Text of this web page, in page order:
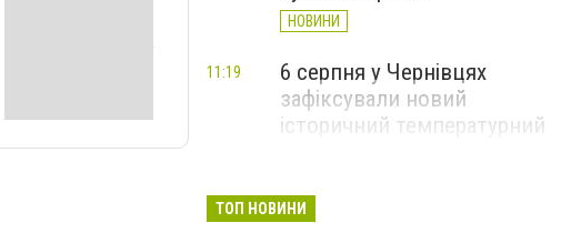
НОВИНИ
6 серпня у Чернівцях
зафіксували новий
історичний температурний
11:19
ТОП НОВИНИ